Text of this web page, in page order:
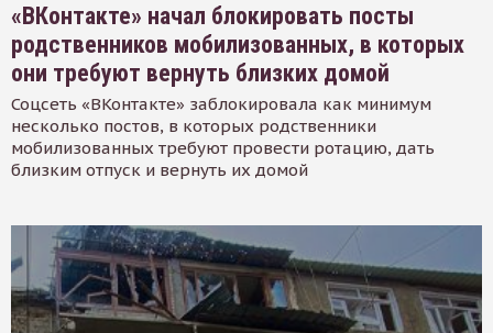
«ВКонтакте» начал блокировать посты
родственников мобилизованных, в которых
они требуют вернуть близких домой
Соцсеть «ВКонтакте» заблокировала как минимум
несколько постов, в которых родственники
мобилизованных требуют провести ротацию, дать
близким отпуск и вернуть их домой